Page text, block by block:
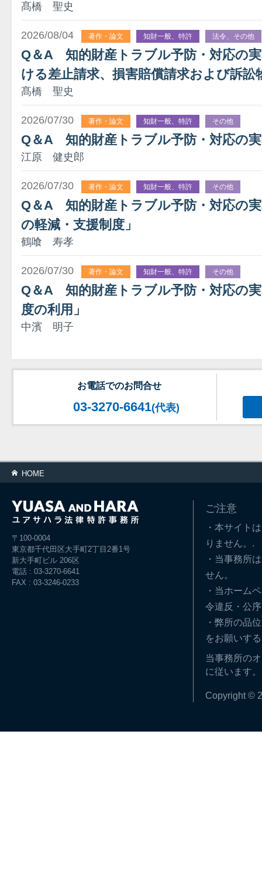
髙橋 聖史
2026/08/04 著作・論文 知財一般、特許 法令、その他
Q＆A 知的財産トラブル予防・対応の
ける差止請求、損害賠償請求および訴訟
髙橋 聖史
2026/07/30 著作・論文 知財一般、特許 その他
Q＆A 知的財産トラブル予防・対応の
江原 健史郎
2026/07/30 著作・論文 知財一般、特許 その他
Q＆A 知的財産トラブル予防・対応の
の軽減・支援制度」
鶴喰 寿孝
2026/07/30 著作・論文 知財一般、特許 その他
Q＆A 知的財産トラブル予防・対応の
度の利用」
中濱 明子
お電話でのお問合せ
03-3270-6641(代表)
HOME
〒100-0004
東京都千代田区大手町2丁目2番1号
新大手町ビル 206区
電話 : 03-3270-6641
FAX : 03-3246-0233
ご注意
・本サイト
りません。.
・当事務所
せん。
・当ホーム
令違反・公
・弊所の品
をお願いす
当事務所の
に従います。
Copyright ©